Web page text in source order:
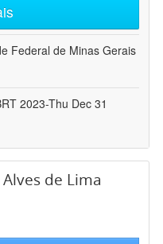
Federal de Minas Gerais
2023-Thu Dec 31
de Lima